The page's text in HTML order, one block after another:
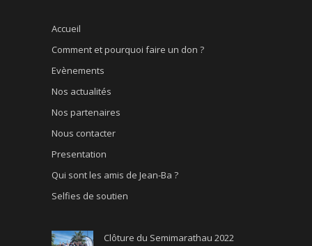
Accueil
Comment et pourquoi faire un don ?
Evènements
Nos actualités
Nos partenaires
Nous contacter
Presentation
Qui sont les amis de Jean-Ba ?
Selfies de soutien
Clôture du Semimarathau 2022